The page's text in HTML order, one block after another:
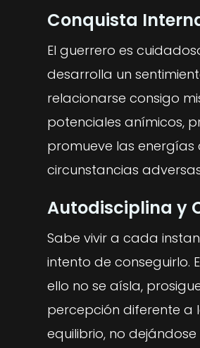
Conquista
El guerrero es
desarrolla un
relacionarse consigo
potenciales anímicos,
promueve las energías
circunstancias
Autodisciplina y
Sabe vivir a cada
intento de conseguirlo.
ello no se aísla,
percepción diferente a
equilibrio, no